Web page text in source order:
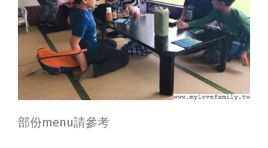
部份menu請參考